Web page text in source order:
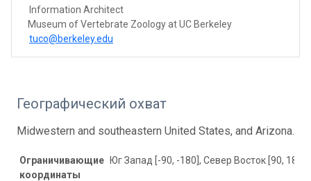
Information Architect
Museum of Vertebrate Zoology at UC Berkeley
tuco@berkeley.edu
Географический охват
Midwestern and southeastern United States, and Arizona.
Ограничивающие
координаты
Юг Запад [-90, -180], Север Восток [90, 180]